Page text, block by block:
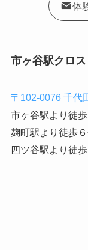
体
市ヶ谷駅クロ
〒102-0076 千代
市ヶ谷駅より徒
麹町駅より徒歩
四ツ谷駅より徒